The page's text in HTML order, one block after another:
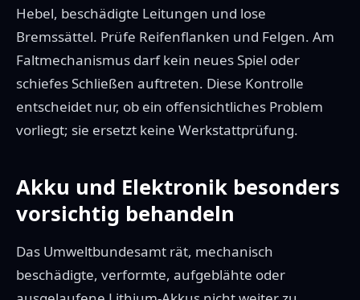
Hebel, beschädigte Leitungen und lose
Bremssättel. Prüfe Reifenflanken und Felgen. Am
Faltmechanismus darf kein neues Spiel oder
schiefes Schließen auftreten. Diese Kontrolle
entscheidet nur, ob ein offensichtliches Problem
vorliegt; sie ersetzt keine Werkstattprüfung.
Akku und Elektronik besonders
vorsichtig behandeln
Das Umweltbundesamt rät, mechanisch
beschädigte, verformte, aufgeblähte oder